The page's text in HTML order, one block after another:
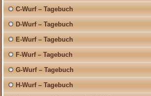
C-Wurf – Tagebuch
D-Wurf – Tagebuch
E-Wurf – Tagebuch
F-Wurf – Tagebuch
G-Wurf – Tagebuch
H-Wurf – Tagebuch